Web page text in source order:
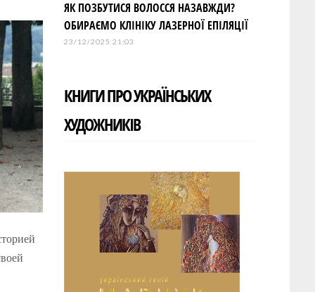
ЯК ПОЗБУТИСЯ ВОЛОССЯ НАЗАВЖДИ?
ОБИРАЄМО КЛІНІКУ ЛАЗЕРНОЇ ЕПІЛЯЦІЇ
23/12/2025 21:03
КНИГИ ПРО УКРАЇНСЬКИХ
ХУДОЖНИКІВ